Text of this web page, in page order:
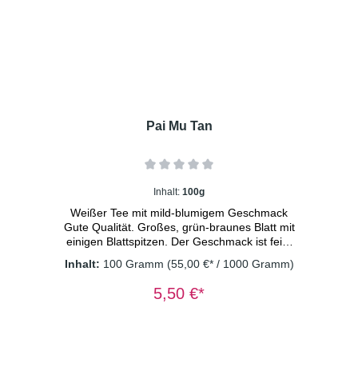
Pai Mu Tan
Inhalt: 100g
Weißer Tee mit mild-blumigem Geschmack
Gute Qualität. Großes, grün-braunes Blatt mit
einigen Blattspitzen. Der Geschmack ist fein-
1TL/Tasse Wassertemperatur: 80° C
Inhalt: 100 Gramm (55,00 €* / 1000 Gramm)
5,50 €*